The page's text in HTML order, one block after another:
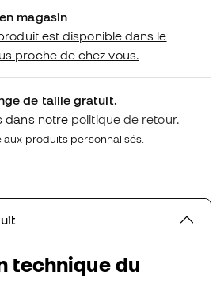
magasin
est disponible dans le
proche de chez vous.
de taille gratuit.
dans notre politique de retour.
produits personnalisés.
technique du